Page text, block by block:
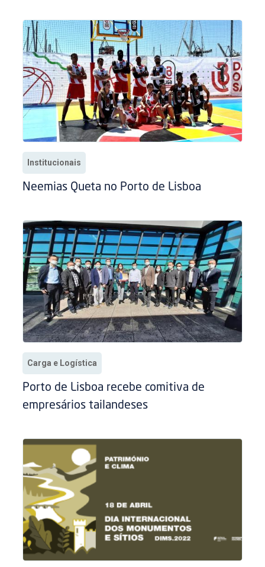
Institucionais
Neemias Queta no Porto de Lisboa
Carga e Logística
Porto de Lisboa recebe comitiva de
empresários tailandeses